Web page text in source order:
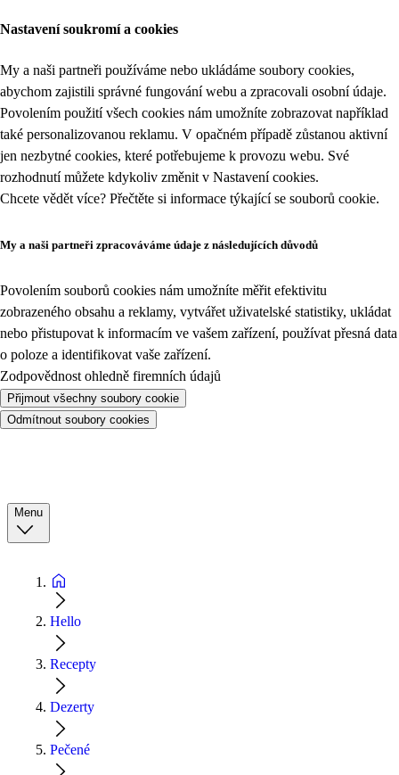
Nastavení soukromí a cookies
My a naši partneři používáme nebo ukládáme soubory cookies,
abychom zajistili správné fungování webu a zpracovali osobní údaje.
Povolením použití všech cookies nám umožníte zobrazovat například
také personalizovanou reklamu. V opačném případě zůstanou aktivní
jen nezbytné cookies, které potřebujeme k provozu webu. Své
rozhodnutí můžete kdykoliv změnit v Nastavení cookies.
Chcete vědět více? Přečtěte si informace týkající se souborů cookie.
My a naši partneři zpracováváme údaje z následujících důvodů
Povolením souborů cookies nám umožníte měřit efektivitu
zobrazeného obsahu a reklamy, vytvářet uživatelské statistiky, ukládat
nebo přistupovat k informacím ve vašem zařízení, používat přesná data
o poloze a identifikovat vaše zařízení.
Zodpovědnost ohledně firemních údajů
Přijmout všechny soubory cookie
Odmítnout soubory cookies
Menu
Hello
Recepty
Dezerty
Pečené